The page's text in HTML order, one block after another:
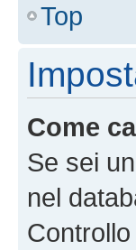
Top
Come
Se sei
nel